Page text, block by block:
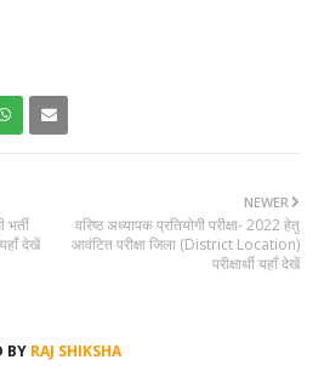
NEWER
वरिष्ठ अध्यापक प्रतियोगी परीक्षा- 2022 हेतु
आवंटित परीक्षा जिला (District Location)
परीक्षार्थी यहाँ देखें
देखें
BY RAJ SHIKSHA